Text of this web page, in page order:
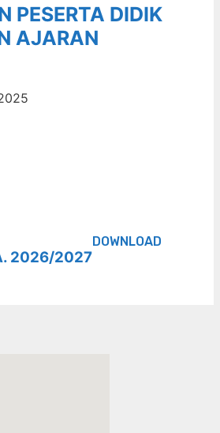
PESERTA DIDIK
AJARAN
2026/2027
DOWNLOAD